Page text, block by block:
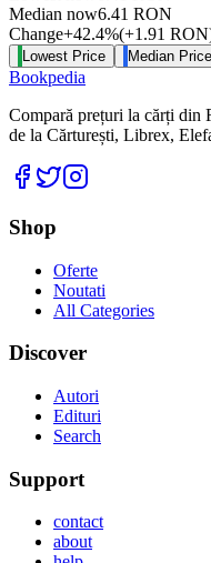
Median now6.41 RON
Change+42.4%(+1.91 RON
Lowest Price Median Price
Bookpedia
Compară prețuri la cărți din
de la Cărturești, Librex,
Facebook
Twitter
Shop
Oferte
Noutati
All Categories
Discover
Autori
Edituri
Search
Support
contact
about